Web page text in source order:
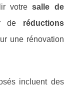
votresalle de
de réductions
une rénovation
incluent des